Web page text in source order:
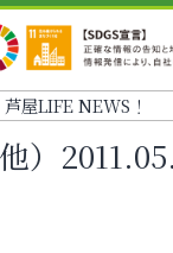
芦屋LIFE NEWS！
）